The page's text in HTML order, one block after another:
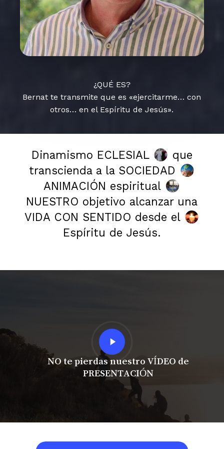
¿QUÉ ES?
Bernat te transmite que es «ejercitarme… con
otros… en el Espíritu de Jesús».
Dinamismo ECLESIAL
que
transcienda a la SOCIEDAD
ANIMACIÓN espiritual
NUESTRO objetivo alcanzar una
VIDA CON SENTIDO desde el
Espíritu de Jesús.
Play
Video
NO te pierdas nuestro VÍDEO de
PRESENTACIÓN